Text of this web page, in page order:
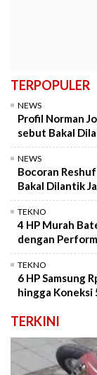
TERPOPULER
NEWS
Profil Norman
sebut Bakal
NEWS
Bocoran
Bakal Dilantik
TEKNO
4 HP Murah
dengan
TEKNO
6 HP Samsung
hingga Koneksi
TERKINI